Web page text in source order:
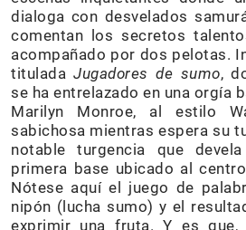
dialoga con desvelados
comentan los secretos
acompañado por dos pelotas.
tituladaJugadores de sumo,
se ha entrelazado en una orgía
Marilyn Monroe, al estilo
sabichosa mientras espera su
notable turgencia que
primera base ubicado al
Nótese aquí el juego de
nipón (lucha sumo) y el
exprimir una fruta. Y es que,